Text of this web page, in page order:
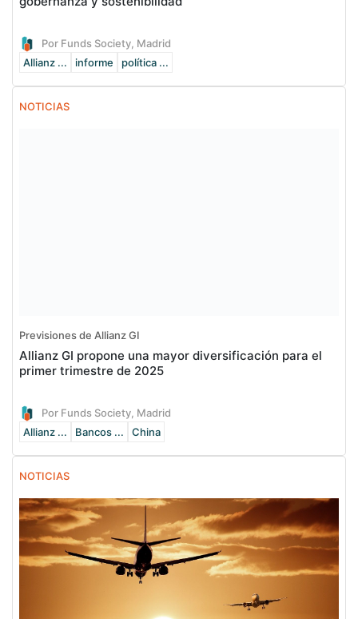
Por Funds Society, Madrid
Allianz ...
informe política ...
NOTICIAS
Previsiones de Allianz GI
Allianz GI propone una mayor diversificación para el
primer trimestre de 2025
Por Funds Society, Madrid
Allianz ...
Bancos ... China
NOTICIAS